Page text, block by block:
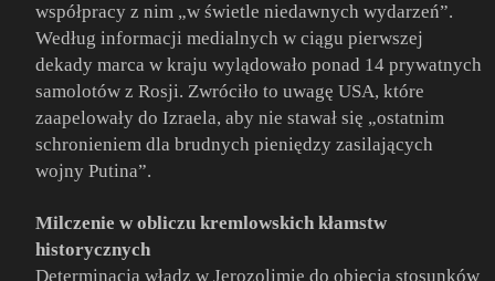
współpracy z nim „w świetle niedawnych wydarzeń”.
Według informacji medialnych w ciągu pierwszej
dekady marca w kraju wylądowało ponad 14 prywatnych
samolotów z Rosji. Zwróciło to uwagę USA, które
zaapelowały do Izraela, aby nie stawał się „ostatnim
schronieniem dla brudnych pieniędzy zasilających
wojny Putina”.
Milczenie w obliczu kremlowskich kłamstw
historycznych
Determinacja władz w Jerozolimie do objęcia stosunków